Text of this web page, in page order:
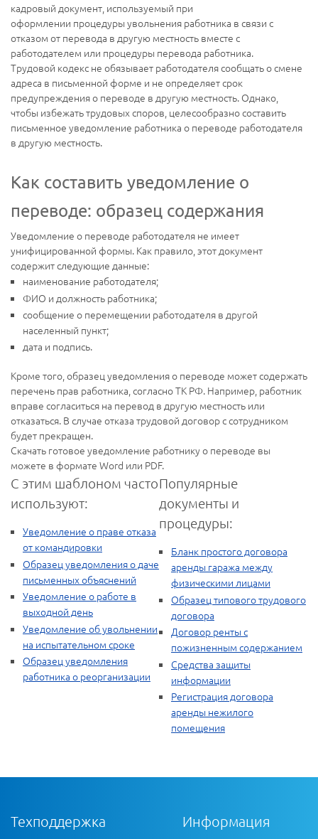
кадровый документ, используемый при
оформлении процедуры увольнения работника в связи с
отказом от перевода в другую местность вместе с
работодателем или процедуры перевода работника.
Трудовой кодекс не обязывает работодателя сообщать о смене
адреса в письменной форме и не определяет срок
предупреждения о переводе в другую местность. Однако,
чтобы избежать трудовых споров, целесообразно составить
письменное уведомление работника о переводе работодателя
в другую местность.
Как составить уведомление о
переводе: образец содержания
Уведомление о переводе работодателя не имеет
унифицированной формы. Как правило, этот документ
содержит следующие данные:
наименование работодателя;
ФИО и должность работника;
сообщение о перемещении работодателя в другой
населенный пункт;
дата и подпись.
Кроме того, образец уведомления о переводе может содержать
перечень прав работника, согласно ТК РФ. Например, работник
вправе согласиться на перевод в другую местность или
отказаться. В случае отказа трудовой договор с сотрудником
будет прекращен.
Скачать готовое уведомление работнику о переводе вы
можете в формате Word или PDF.
С этим шаблоном часто
используют:
Уведомление о праве отказа
от командировки
Образец уведомления о даче
письменных объяснений
Уведомление о работе в
выходной день
Уведомление об увольнении
на испытательном сроке
Образец уведомления
работника о реорганизации
Популярные
документы и
процедуры:
Бланк простого договора
аренды гаража между
физическими лицами
Образец типового трудового
договора
Договор ренты с
пожизненным содержанием
Средства защиты
информации
Регистрация договора
аренды нежилого
помещения
Техподдержка Информация